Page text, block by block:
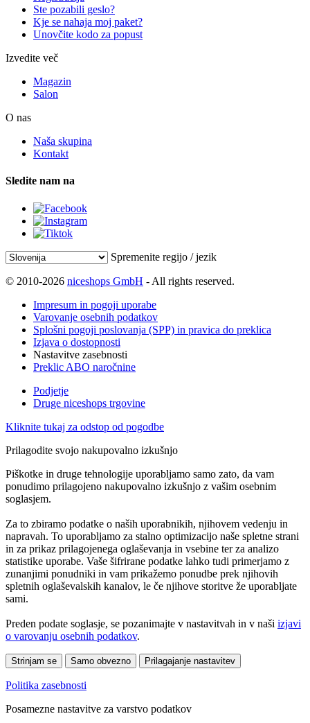
Ste pozabili geslo?
Kje se nahaja moj paket?
Unovčite kodo za popust
Izvedite več
Magazin
Salon
O nas
Naša skupina
Kontakt
Sledite nam na
Spremenite regijo / jezik
© 2010-2026 niceshops GmbH - All rights reserved.
Impresum in pogoji uporabe
Varovanje osebnih podatkov
Splošni pogoji poslovanja (SPP) in pravica do preklica
Izjava o dostopnosti
Nastavitve zasebnosti
Preklic ABO naročnine
Podjetje
Druge niceshops trgovine
Kliknite tukaj za odstop od pogodbe
Prilagodite svojo nakupovalno izkušnjo
Piškotke in druge tehnologije uporabljamo samo zato, da vam
ponudimo prilagojeno nakupovalno izkušnjo z vašim osebnim
soglasjem.
Za to zbiramo podatke o naših uporabnikih, njihovem vedenju in
napravah. To uporabljamo za stalno optimizacijo naše spletne strani
in za prikaz prilagojenega oglaševanja in vsebine ter za analizo
statistike uporabe. Vaše šifrirane podatke lahko tudi primerjamo z
zunanjimi ponudniki in vam prikažemo ponudbe prek njihovih
spletnih oglaševalskih kanalov, le če njihove storitve že uporabljate
sami.
Preden podate soglasje, se pozanimajte v nastavitvah in v naši izjavi
o varovanju osebnih podatkov.
Strinjam se Samo obvezno Prilagajanje nastavitev
Politika zasebnosti
Posamezne nastavitve za varstvo podatkov